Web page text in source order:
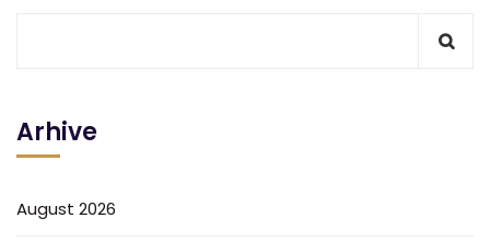
Arhive
August 2026